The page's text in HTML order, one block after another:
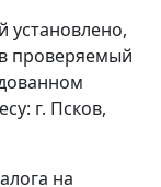
установлено,
проверяемый
г. Псков,
на